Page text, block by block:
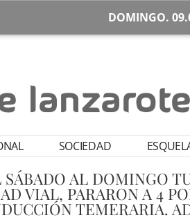
DOMINGO.
SOCIEDAD
AL DOMINGO
VIAL, PARARON A 4
TEMERARIA.